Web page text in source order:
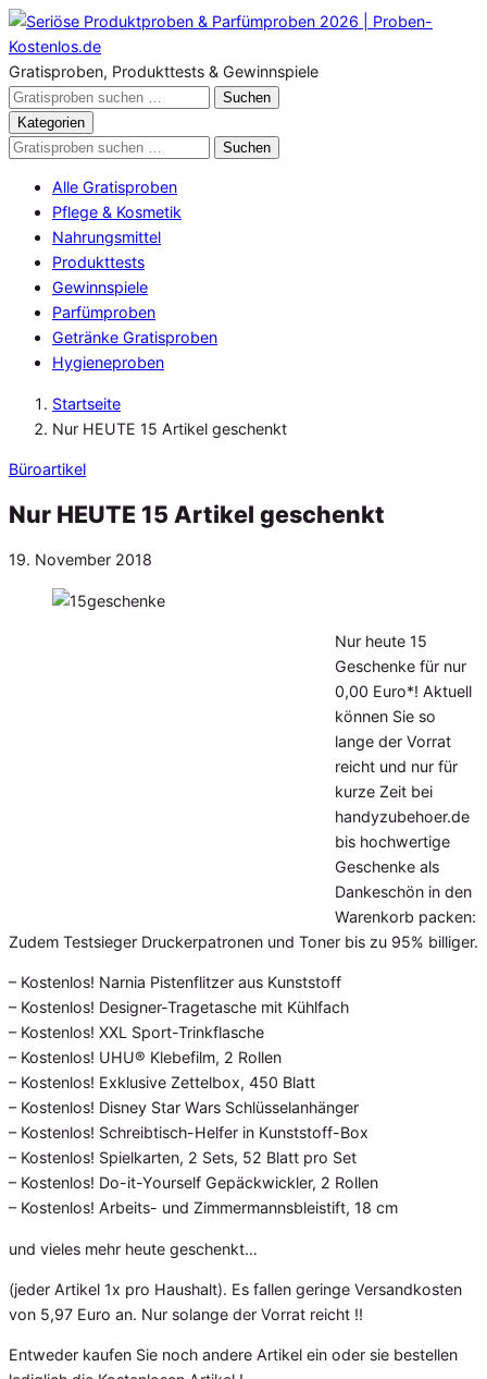
Zum
Inhalt
springen
Gratisproben, Produkttests & Gewinnspiele
Gratisproben
durchsuchen
Suchen
Kategorien
Gratisproben
Suchen
Alle Gratisproben
Pflege & Kosmetik
Nahrungsmittel
Produkttests
Gewinnspiele
Parfümproben
Getränke Gratisproben
Hygieneproben
Startseite
Nur HEUTE 15 Artikel geschenkt
Büroartikel
Nur HEUTE 15 Artikel geschenkt
Veröffentlicht
19. November 2018
Nur heute 15
Geschenke für nur
0,00 Euro*! Aktuell
können Sie so
lange der Vorrat
reicht und nur für
kurze Zeit bei
handyzubehoer.de
bis hochwertige
Geschenke als
Dankeschön in den
Warenkorb packen:
Zudem Testsieger Druckerpatronen und Toner bis zu 95% billiger.
– Kostenlos! Narnia Pistenflitzer aus Kunststoff
– Kostenlos! Designer-Tragetasche mit Kühlfach
– Kostenlos! XXL Sport-Trinkflasche
– Kostenlos! UHU® Klebefilm, 2 Rollen
– Kostenlos! Exklusive Zettelbox, 450 Blatt
– Kostenlos! Disney Star Wars Schlüsselanhänger
– Kostenlos! Schreibtisch-Helfer in Kunststoff-Box
– Kostenlos! Spielkarten, 2 Sets, 52 Blatt pro Set
– Kostenlos! Do-it-Yourself Gepäckwickler, 2 Rollen
– Kostenlos! Arbeits- und Zimmermannsbleistift, 18 cm
und vieles mehr heute geschenkt…
(jeder Artikel 1x pro Haushalt). Es fallen geringe Versandkosten
von 5,97 Euro an. Nur solange der Vorrat reicht !!
Entweder kaufen Sie noch andere Artikel ein oder sie bestellen